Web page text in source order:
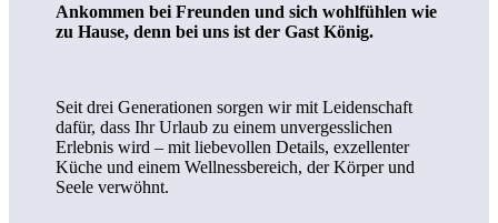
Ankommen bei Freunden und sich wohl­fühlen wie
zu Hause, denn bei uns ist der Gast König.
Seit drei Generationen sorgen wir mit Leidenschaft
dafür, dass Ihr Urlaub zu einem unvergesslichen
Erlebnis wird – mit liebevollen Details, exzellenter
Küche und einem Wellnessbereich, der Körper und
Seele verwöhnt.